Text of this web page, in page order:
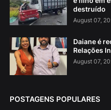
destruído
August 07,
Daiane é
Relações
August 07,
POSTAGENS POPULARES